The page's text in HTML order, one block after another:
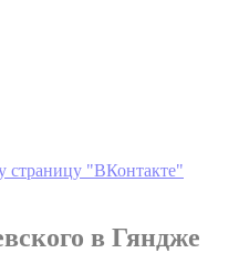
страницу "ВКонтакте"
в Гяндже